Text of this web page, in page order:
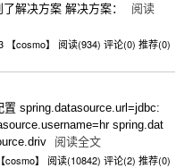
解决方案 解决方案：
阅读
【cosmo】 阅读(934) 评论(0) 推荐(0)
spring.datasource.url=jdbc:
spring.dat
阅读全文
】 阅读(10842) 评论(2) 推荐(0)